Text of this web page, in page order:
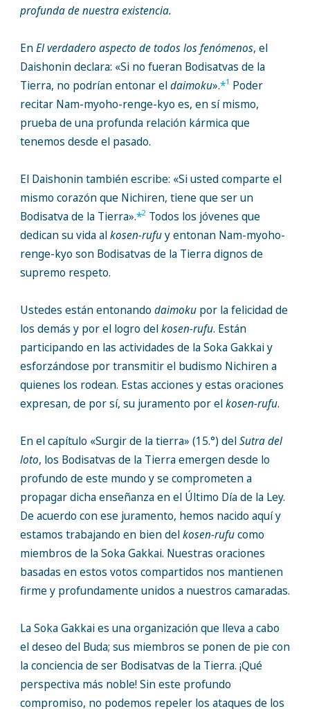
profunda de nuestra existencia.
EnEl verdadero aspecto de todos los fenómenos, el
Daishonin declara: «Si no fueran Bodisatvas de la
Tierra, no podrían entonar eldaimoku».*1 Poder
recitar Nam-myoho-renge-kyo es, en sí mismo,
prueba de una profunda relación kármica que
tenemos desde el pasado.
El Daishonin también escribe: «Si usted comparte el
mismo corazón que Nichiren, tiene que ser un
Bodisatva de la Tierra».*2Todos los jóvenes que
dedican su vida alkosen-rufuy entonan Nam-myoho-
renge-kyo son Bodisatvas de la Tierra dignos de
supremo respeto.
Ustedes están entonando daimokupor la felicidad de
los demás y por el logro delkosen-rufu. Están
participando en las actividades de la Soka Gakkai y
esforzándose por transmitir el budismo Nichiren a
quienes los rodean. Estas acciones y estas oraciones
expresan, de por sí, su juramento por elkosen-rufu.
En el capítulo «Surgir de la tierra» (15.°) delSutra del
loto, los Bodisatvas de la Tierra emergen desde lo
profundo de este mundo y se comprometen a
propagar dicha enseñanza en el Último Día de la Ley.
De acuerdo con ese juramento, hemos nacido aquí y
estamos trabajando en bien delkosen-rufucomo
miembros de la Soka Gakkai. Nuestras oraciones
basadas en estos votos compartidos nos mantienen
firme y profundamente unidos a nuestros camaradas.
La Soka Gakkai es una organización que lleva a cabo
el deseo del Buda; sus miembros se ponen de pie con
la conciencia de ser Bodisatvas de la Tierra. ¡Qué
perspectiva más noble! Sin este profundo
compromiso, no podemos repeler los ataques de los